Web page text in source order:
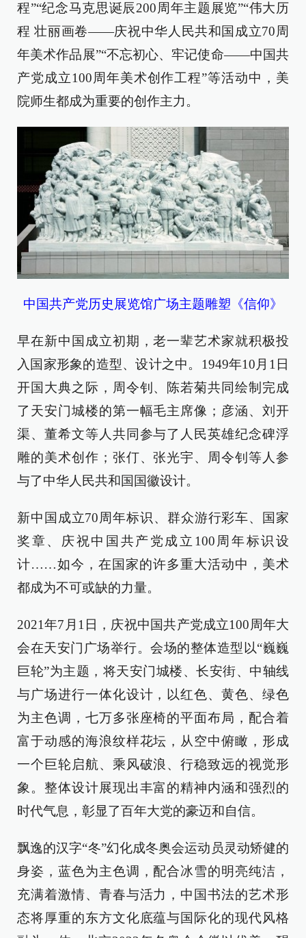
程”“纪念马克思诞辰200周年主题展览”“伟大历
程 壮丽画卷——庆祝中华人民共和国成立70周
年美术作品展”“不忘初心、牢记使命——中国共
产党成立100周年美术创作工程”等活动中，美
院师生都成为重要的创作主力。
中国共产党历史展览馆广场主题雕塑《信仰》
早在新中国成立初期，老一辈艺术家就积极投
入国家形象的造型、设计之中。1949年10月1日
开国大典之际，周令钊、陈若菊共同绘制完成
了天安门城楼的第一幅毛主席像；彦涵、刘开
渠、董希文等人共同参与了人民英雄纪念碑浮
雕的美术创作；张仃、张光宇、周令钊等人参
与了中华人民共和国国徽设计。
新中国成立70周年标识、群众游行彩车、国家
奖章、庆祝中国共产党成立100周年标识设
计……如今，在国家的许多重大活动中，美术
都成为不可或缺的力量。
2021年7月1日，庆祝中国共产党成立100周年大
会在天安门广场举行。会场的整体造型以“巍巍
巨轮”为主题，将天安门城楼、长安街、中轴线
与广场进行一体化设计，以红色、黄色、绿色
为主色调，七万多张座椅的平面布局，配合着
富于动感的海浪纹样花坛，从空中俯瞰，形成
一个巨轮启航、乘风破浪、行稳致远的视觉形
象。整体设计展现出丰富的精神内涵和强烈的
时代气息，彰显了百年大党的豪迈和自信。
飘逸的汉字“冬”幻化成冬奥会运动员灵动矫健的
身姿，蓝色为主色调，配合冰雪的明亮纯洁，
充满着激情、青春与活力，中国书法的艺术形
态将厚重的东方文化底蕴与国际化的现代风格